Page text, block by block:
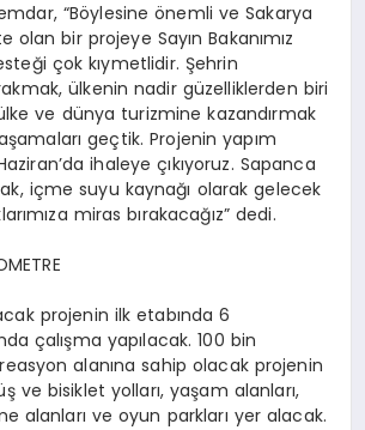
“Böylesine önemli ve Sakarya
bir projeye Sayın Bakanımız
çok kıymetlidir. Şehrin
ülkenin nadir güzelliklerden biri
ve dünya turizmine kazandırmak
geçtik. Projenin yapım
ihaleye çıkıyoruz. Sapanca
içme suyu kaynağı olarak gelecek
miras bırakacağız” dedi.
projenin ilk etabında 6
çalışma yapılacak. 100 bin
alanına sahip olacak projenin
ve bisiklet yolları, yaşam alanları,
alanları ve oyun parkları yer alacak.